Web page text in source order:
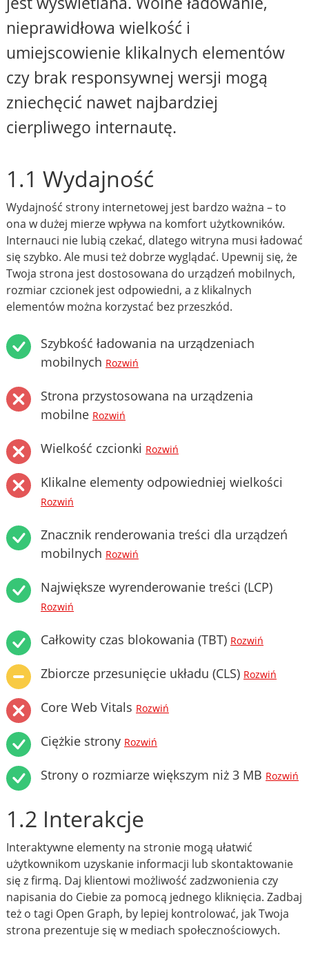
nieprawidłowa wielkość i
umiejscowienie klikalnych elementów
czy brak responsywnej wersji mogą
zniechęcić nawet najbardziej
cierpliwego internautę.
1.1 Wydajność
Wydajność strony internetowej jest bardzo ważna – to
ona w dużej mierze wpływa na komfort użytkowników.
Internauci nie lubią czekać, dlatego witryna musi ładować
się szybko. Ale musi też dobrze wyglądać. Upewnij się, że
Twoja strona jest dostosowana do urządzeń mobilnych,
rozmiar czcionek jest odpowiedni, a z klikalnych
elementów można korzystać bez przeszkód.
Szybkość ładowania na urządzeniach
mobilnych Rozwiń
Strona przystosowana na urządzenia
mobilne Rozwiń
Wielkość czcionki Rozwiń
Klikalne elementy odpowiedniej wielkości
Rozwiń
Znacznik renderowania treści dla urządzeń
mobilnych Rozwiń
Największe wyrenderowanie treści (LCP)
Rozwiń
Całkowity czas blokowania (TBT) Rozwiń
Zbiorcze przesunięcie układu (CLS) Rozwiń
Core Web Vitals Rozwiń
Ciężkie strony Rozwiń
Strony o rozmiarze większym niż 3 MB Rozwiń
1.2 Interakcje
Interaktywne elementy na stronie mogą ułatwić
użytkownikom uzyskanie informacji lub skontaktowanie
się z firmą. Daj klientowi możliwość zadzwonienia czy
napisania do Ciebie za pomocą jednego kliknięcia. Zadbaj
też o tagi Open Graph, by lepiej kontrolować, jak Twoja
strona prezentuje się w mediach społecznościowych.